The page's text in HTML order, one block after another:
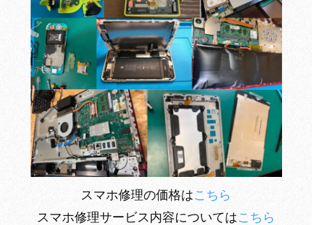
スマホ修理の価格はこちら
スマホ修理サービス内容についてはこちら